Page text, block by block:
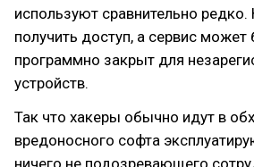
используют сравнительно
получить доступ, а сервис может
программно закрыт для
устройств.
Так что хакеры обычно идут в
вредоносного софта
ничего не подозревающего